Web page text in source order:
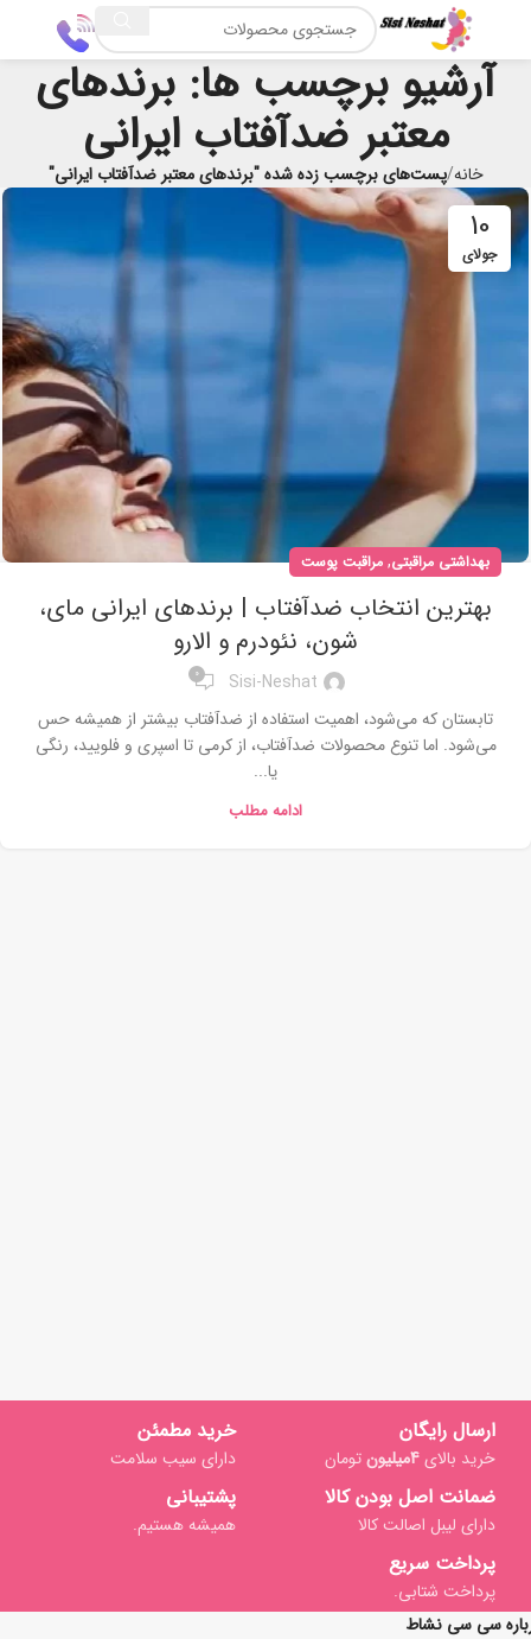
آرشیو برچسب ها: برندهای
معتبر ضدآفتاب ایرانی
خانه پست‌های برچسب زده شده "برندهای معتبر ضدآفتاب ایرانی"
10
جولای
بهداشتی مراقبتی, مراقبت پوست
بهترین انتخاب ضدآفتاب | برندهای ایرانی مای،
شون، نئودرم و الارو
Sisi-Neshat
0
تابستان که می‌شود، اهمیت استفاده از ضدآفتاب بیشتر از همیشه حس
می‌شود. اما تنوع محصولات ضدآفتاب، از کرمی تا اسپری و فلویید، رنگی
یا...
ادامه مطلب
ارسال رایگان
خرید بالای4میلیون تومان
خرید مطمئن
دارای سیب سلامت
ضمانت اصل بودن کالا
دارای لیبل اصالت کالا
پشتیبانی
همیشه هستیم.
پرداخت سریع
پرداخت شتابی.
سی سی نشاط